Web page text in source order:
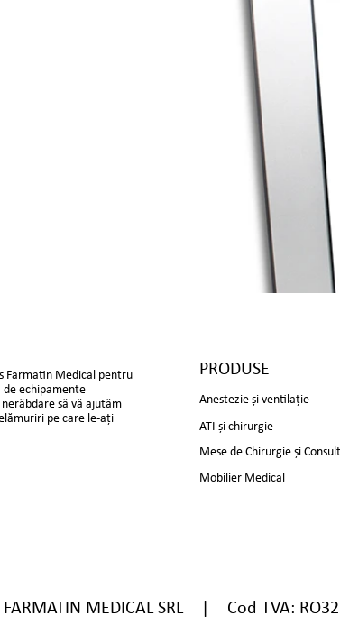
Farmatin Medical pentru
de echipamente
să vă ajutăm
pe care le-ați
FARMATIN MEDICAL SRL | Cod TVA:
PRODUSE
Anestezie și ventilație
ATI și chirurgie
Mese de Chirurgie și
Mobilier Medical